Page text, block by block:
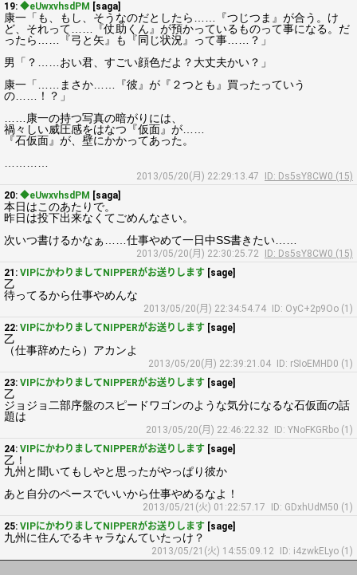
19: ◆eUwxvhsdPM [saga]
康一「も、もし、そうなのだとしたら……『つじつま』が合う。け
ど、それって……『仗助くん』が預かっているものって事になる。だ
ったら……『弓と矢』も『同じ状況』って事……？」
男「？……おい君、すごい顔色だよ？大丈夫かい？」
康一「……まさか……『彼』が『２つとも』買ったっていう
の……！？」
……康一の持つ写真の暗がりには、
禍々しい威圧感をはなつ『仮面』が……
『石仮面』が、壁にかかってあった。
2013/05/20(月) 22:29:13.47
ID: Ds5sY8CW0 (15)
20: ◆eUwxvhsdPM [saga]
本日はこのあたりで。
昨日は投下出来なくてごめんなさい。
次いつ書けるかなぁ……仕事やめて一日中SS書きたい……
2013/05/20(月) 22:30:25.72
ID: Ds5sY8CW0 (15)
21: VIPにかわりましてNIPPERがお送りします [sage]
乙
待ってるから仕事やめんな
2013/05/20(月) 22:34:54.74
ID: OyC+2p9Oo (1)
22: VIPにかわりましてNIPPERがお送りします [sage]
乙
（仕事辞めたら）アカンよ
2013/05/20(月) 22:39:21.04
ID: rSIoEMHD0 (1)
23: VIPにかわりましてNIPPERがお送りします [sage]
乙
ジョジョ二部序盤のスピードワゴンのような気分になるな石仮面の話
題は
2013/05/20(月) 22:46:22.32
ID: YNoFKGRbo (1)
24: VIPにかわりましてNIPPERがお送りします [sage]
乙！
九州と聞いてもしやと思ったがやっぱり彼か
あと自分のペースでいいから仕事やめるなよ！
2013/05/21(火) 01:22:57.17
ID: GDxhUdM50 (1)
25: VIPにかわりましてNIPPERがお送りします [sage]
九州に住んでるキャラなんていたっけ？
2013/05/21(火) 14:55:09.12 ID: i4zwkELyo (1)